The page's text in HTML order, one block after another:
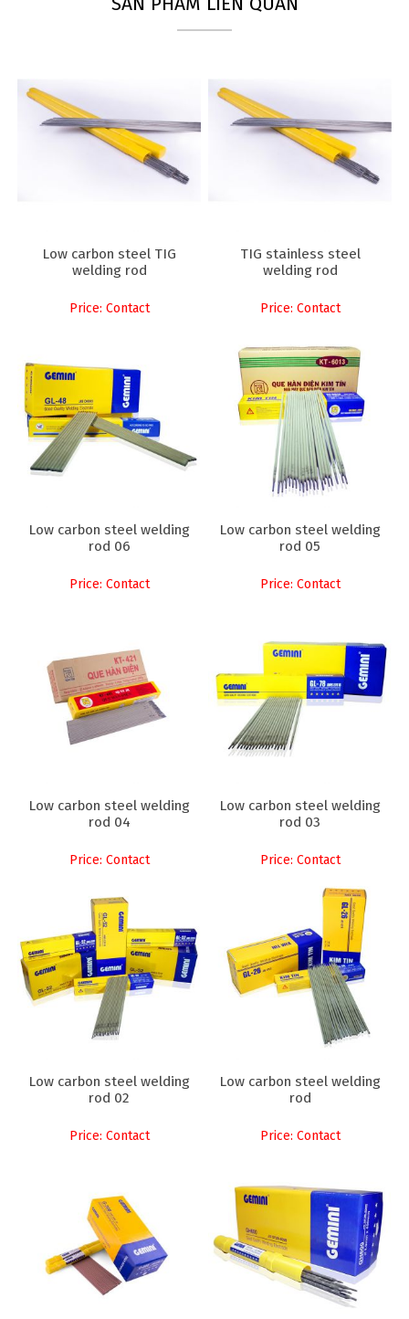
Low carbon steel TIG
welding rod
Price: Contact
TIG stainless steel
welding rod
Price: Contact
Low carbon steel welding
rod 06
Price: Contact
Low carbon steel welding
rod 05
Price: Contact
Low carbon steel welding
rod 04
Price: Contact
Low carbon steel welding
rod 03
Price: Contact
Low carbon steel welding
rod 02
Price: Contact
Low carbon steel welding
rod
Price: Contact